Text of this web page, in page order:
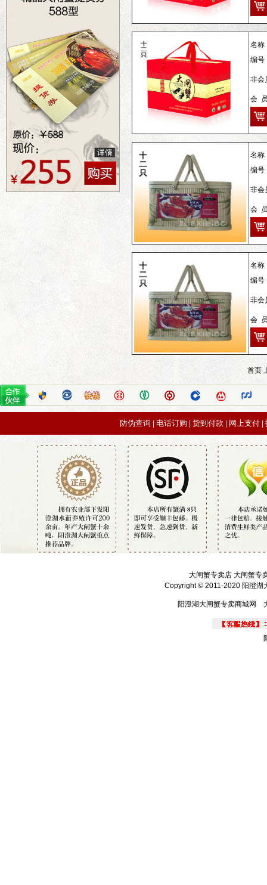
名称
编号
非会
会
名称
编号
非会
会
名称
编号
非会
会
首页
防伪查询 电话订购 货到付款 网上支付|
大闸蟹专卖店 大闸蟹专
Copyright © 2011-2020 阳澄湖
阳澄湖大闸蟹专卖商城网